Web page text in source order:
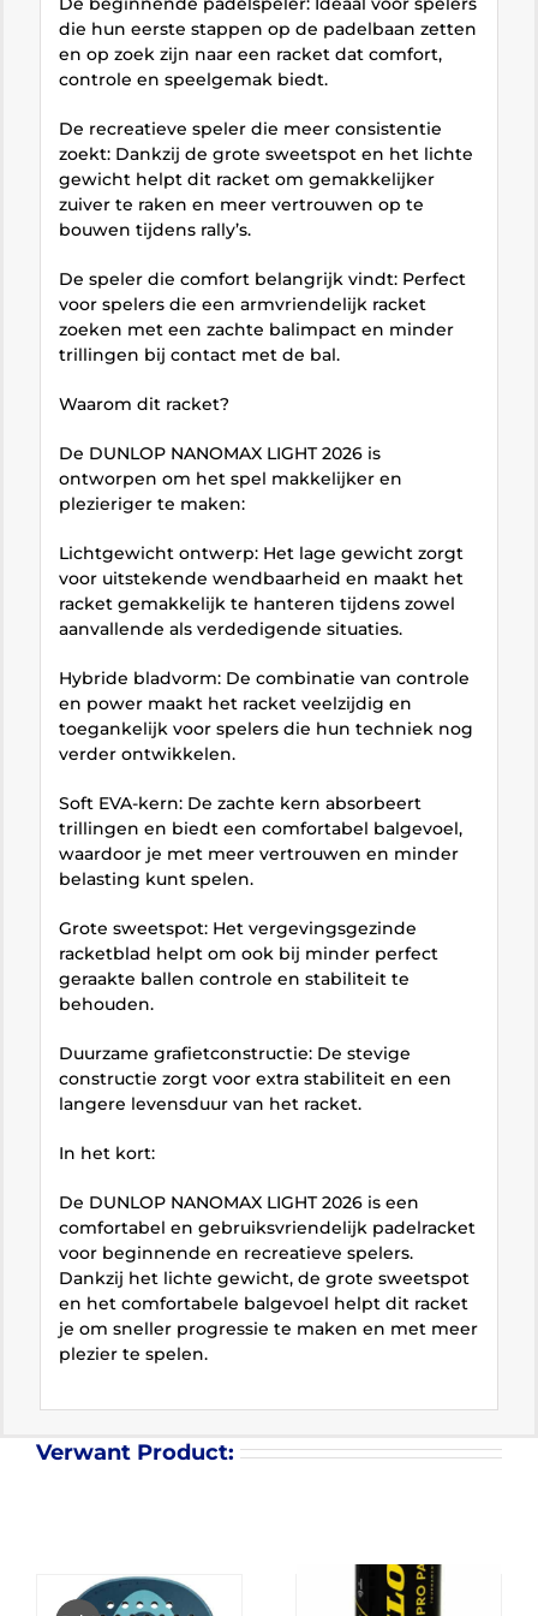
die hun eerste stappen op de padelbaan zetten
en op zoek zijn naar een racket dat comfort,
controle en speelgemak biedt.
De recreatieve speler die meer consistentie
zoekt: Dankzij de grote sweetspot en het lichte
gewicht helpt dit racket om gemakkelijker
zuiver te raken en meer vertrouwen op te
bouwen tijdens rally’s.
De speler die comfort belangrijk vindt: Perfect
voor spelers die een armvriendelijk racket
zoeken met een zachte balimpact en minder
trillingen bij contact met de bal.
Waarom dit racket?
De DUNLOP NANOMAX LIGHT 2026 is
ontworpen om het spel makkelijker en
plezieriger te maken:
Lichtgewicht ontwerp: Het lage gewicht zorgt
voor uitstekende wendbaarheid en maakt het
racket gemakkelijk te hanteren tijdens zowel
aanvallende als verdedigende situaties.
Hybride bladvorm: De combinatie van controle
en power maakt het racket veelzijdig en
toegankelijk voor spelers die hun techniek nog
verder ontwikkelen.
Soft EVA-kern: De zachte kern absorbeert
trillingen en biedt een comfortabel balgevoel,
waardoor je met meer vertrouwen en minder
belasting kunt spelen.
Grote sweetspot: Het vergevingsgezinde
racketblad helpt om ook bij minder perfect
geraakte ballen controle en stabiliteit te
behouden.
Duurzame grafietconstructie: De stevige
constructie zorgt voor extra stabiliteit en een
langere levensduur van het racket.
In het kort:
De DUNLOP NANOMAX LIGHT 2026 is een
comfortabel en gebruiksvriendelijk padelracket
voor beginnende en recreatieve spelers.
Dankzij het lichte gewicht, de grote sweetspot
en het comfortabele balgevoel helpt dit racket
je om sneller progressie te maken en met meer
plezier te spelen.
Verwant Product: